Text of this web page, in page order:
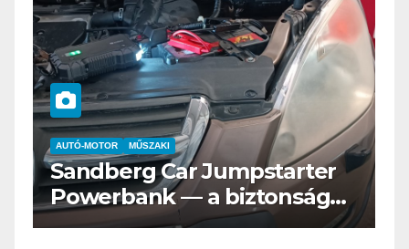
AUTÓ-MOTOR ELEKTROMOS
Az új Nissan LEAF csak a
Tesztvilágra vár!